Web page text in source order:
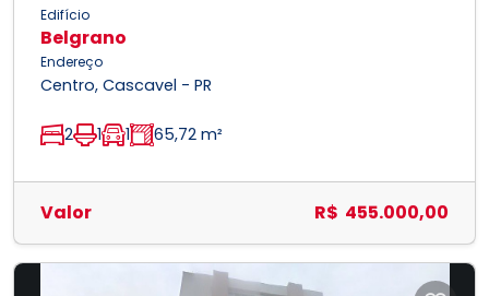
Edifício
Belgrano
Endereço
Centro, Cascavel - PR
2 1 1 65,72 m²
Valor R$ 455.000,00